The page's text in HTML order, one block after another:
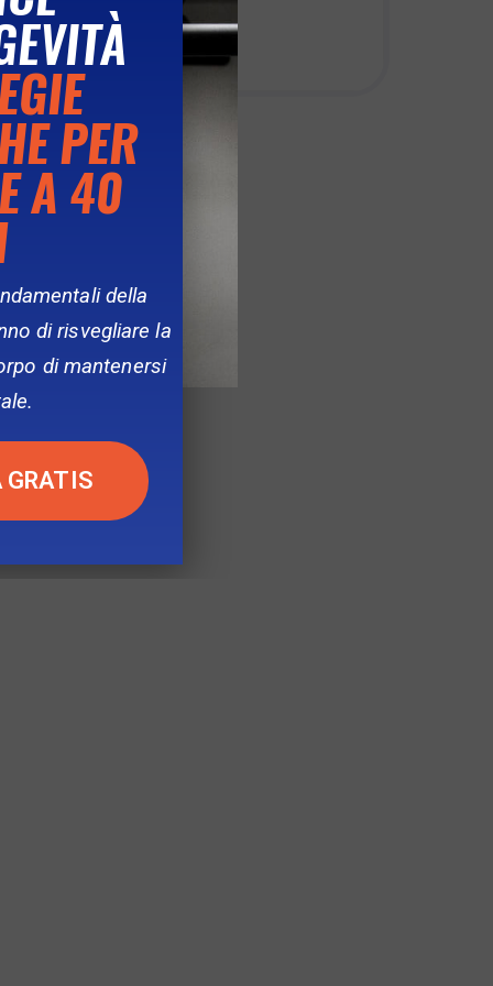
BOTTLE
€30.00
PER
A 40
della
di risvegliare la
di mantenersi
GRATIS